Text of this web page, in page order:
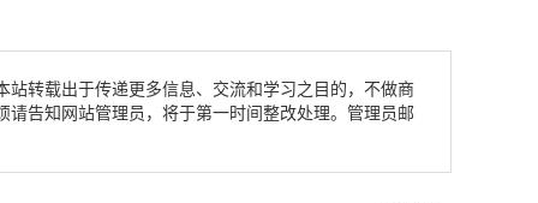
转载出于传递更多信息、交流和学习之目的，不做商
告知网站管理员，将于第一时间整改处理。管理员邮